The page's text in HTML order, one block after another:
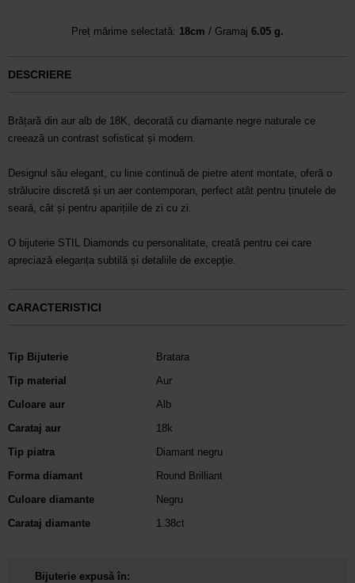
Preț mărime selectată: 18cm / Gramaj 6.05 g.
DESCRIERE
Brățară din aur alb de 18K, decorată cu diamante negre naturale ce
creează un contrast sofisticat și modern.
Designul său elegant, cu linie continuă de pietre atent montate, oferă o
strălucire discretă și un aer contemporan, perfect atât pentru ținutele de
seară, cât și pentru aparițiile de zi cu zi.
O bijuterie STIL Diamonds cu personalitate, creată pentru cei care
apreciază eleganța subtilă și detaliile de excepție.
CARACTERISTICI
Tip Bijuterie
Bratara
Tip material
Aur
Culoare aur
Alb
Carataj aur
18k
Tip piatra
Diamant negru
Forma diamant
Round Brilliant
Culoare diamante
Negru
Carataj diamante
1.38ct
Bijuterie expusă în: